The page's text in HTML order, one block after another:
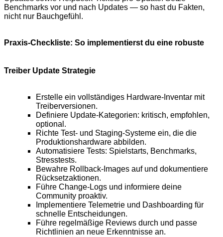
Benchmarks vor und nach Updates — so hast du Fakten,
nicht nur Bauchgefühl.
Praxis-Checkliste: So implementierst du eine robuste
Treiber Update Strategie
Erstelle ein vollständiges Hardware-Inventar mit
Treiberversionen.
Definiere Update-Kategorien: kritisch, empfohlen,
optional.
Richte Test- und Staging-Systeme ein, die die
Produktionshardware abbilden.
Automatisiere Tests: Spielstarts, Benchmarks,
Stresstests.
Bewahre Rollback-Images auf und dokumentiere
Rücksetzaktionen.
Führe Change-Logs und informiere deine
Community proaktiv.
Implementiere Telemetrie und Dashboarding für
schnelle Entscheidungen.
Führe regelmäßige Reviews durch und passe
Richtlinien an neue Erkenntnisse an.